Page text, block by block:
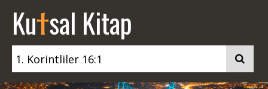
Kutsal Kitap